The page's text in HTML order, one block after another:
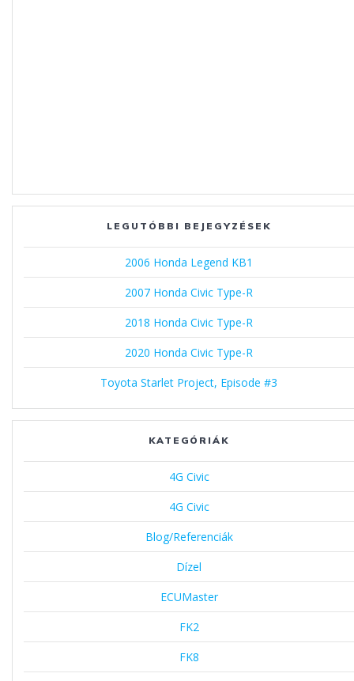
LEGUTÓBBI BEJEGYZÉSEK
2006 Honda Legend KB1
2007 Honda Civic Type-R
2018 Honda Civic Type-R
2020 Honda Civic Type-R
Toyota Starlet Project, Episode #3
KATEGÓRIÁK
4G Civic
4G Civic
Blog/Referenciák
Dízel
ECUMaster
FK2
FK8